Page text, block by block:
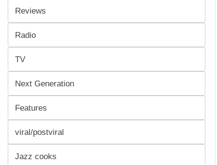
Reviews
Radio
TV
Next Generation
Features
viral/postviral
Jazz cooks